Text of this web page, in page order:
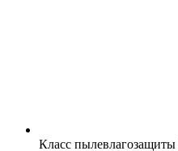
Класс пылевлагозащиты